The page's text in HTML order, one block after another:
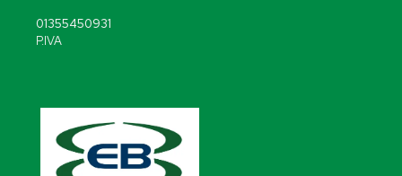
01355450931
P.IVA